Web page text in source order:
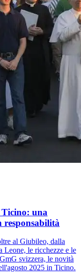
Ticino: una
responsabilità
al Giubileo, dalla
Leone, le ricchezze e le
svizzera, le novità
2025 in Ticino.